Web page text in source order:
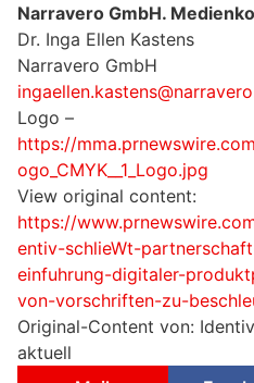
Narravero GmbH.
Dr. Inga Ellen Kastens
Narravero GmbH
Logo –
https://
ogo_CMYK__1_Logo.jpg
View original content:
https://
entiv-schlieWt-
einfuhrung-digitaler-
von-vorschriften-zu-
Original-Content von:
aktuell